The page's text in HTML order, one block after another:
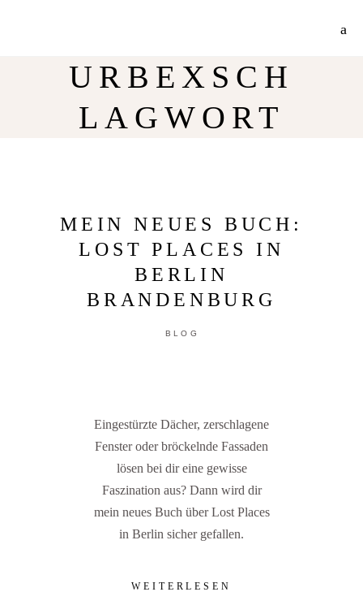
URBEXSCH
LAGWORT
MEIN NEUES BUCH:
LOST PLACES IN
BERLIN
BRANDENBURG
BLOG
Eingestürzte Dächer, zerschlagene
Fenster oder bröckelnde Fassaden
lösen bei dir eine gewisse
Faszination aus? Dann wird dir
mein neues Buch über Lost Places
in Berlin sicher gefallen.
WEITERLESEN